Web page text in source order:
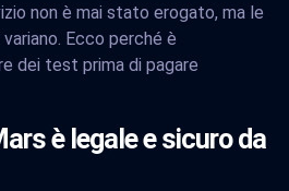
non è mai stato erogato, ma le
Ecco perché è
dei test prima di pagare
è legale e sicuro da